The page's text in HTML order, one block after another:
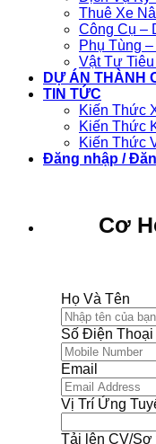
Thuê Xe
Công Cụ –
Phụ Tùng
Vật Tư
DỰ ÁN THÀNH
TIN TỨC
Kiến Thức
Kiến Thức
Kiến Thức
Đăng nhập /
Cơ
Họ Và Tên
Số Điện Thoại
Email
Vị Trí Ứng
Tải lên CV/Sơ